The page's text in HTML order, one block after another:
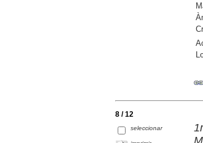
8 / 12
seleccionar